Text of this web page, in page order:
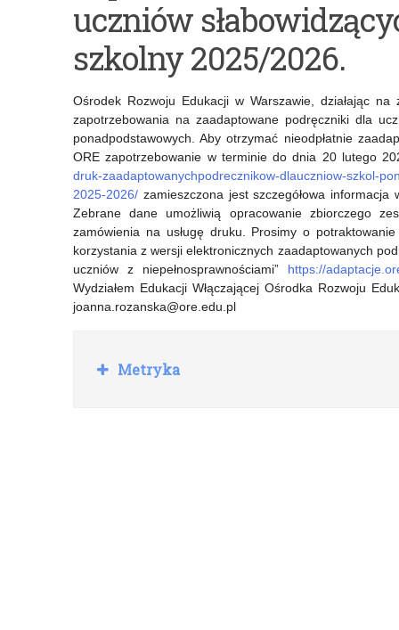
uczniów
szkolny 2025/2026.
Ośrodek Rozwoju Edukacji w Warszawie, działając
zapotrzebowania na zaadaptowane podręczniki dla
ponadpodstawowych. Aby otrzymać nieodpłatnie
ORE zapotrzebowanie w terminie do dnia 20 lutego
druk-zaadaptowanychpodrecznikow-dlauczniow-szkol-
2025-2026/ zamieszczona jest szczegółowa informacja
Zebrane dane umożliwią opracowanie zbiorczego
zamówienia na usługę druku. Prosimy o
korzystania z wersji elektronicznych zaadaptowanych
uczniów z niepełnosprawnościami” https://
Wydziałem Edukacji Włączającej Ośrodka Rozwoju
joanna.rozanska@ore.edu.pl
pracownicy
zbieranie
danych
do
porozumień
„Ocenianie
dla
rozwoju
–
założenia,
wyzwania,
instrumenty
wsparcia”
R
o
Metryka